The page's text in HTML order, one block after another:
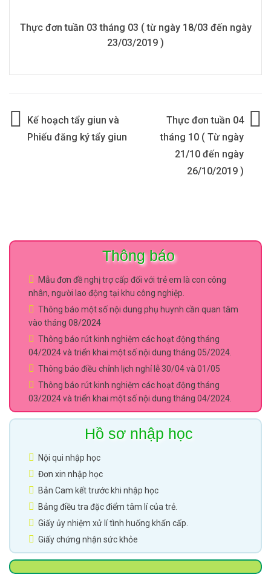
Thực đơn tuần 03 tháng 03 ( từ ngày 18/03 đến ngày
23/03/2019 )
Điều
hướng
Kế hoạch tẩy giun và
Phiếu đăng ký tẩy giun
Thực đơn tuần 04
tháng 10 ( Từ ngày
21/10 đến ngày
26/10/2019 )
Thông báo
Mẫu đơn đề nghị trợ cấp đối với trẻ em là con công
nhân, người lao động tại khu công nghiệp.
Thông báo một số nội dung phụ huynh cần quan tâm
vào tháng 08/2024
Thông báo rút kinh nghiệm các hoạt động tháng
04/2024 và triển khai một số nội dung tháng 05/2024.
Thông báo điều chỉnh lịch nghỉ lễ 30/04 và 01/05
Thông báo rút kinh nghiệm các hoạt động tháng
03/2024 và triển khai một số nội dung tháng 04/2024.
Hồ sơ nhập học
Nội qui nhập học
Đơn xin nhập học
Bản Cam kết trước khi nhập học
Bảng điều tra đặc điểm tâm lí của trẻ.
Giấy ủy nhiệm xử lí tình huống khẩn cấp.
Giấy chứng nhận sức khỏe